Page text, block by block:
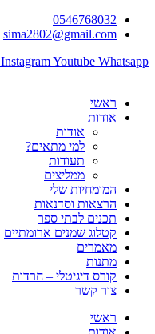
0546768032
sima2802@gmail.com
InstagramYoutube Whatsapp
ראשי
אודות
אודות
למי מתאים?
תעודות
ממליצים
המומחיות שלי
הרצאות וסדנאות
תכנים לבתי ספר
קטלוג שמנים ארומתיים
מאמרים
מתנות
קורס דיגיטלי – חרדות
צור קשר
ראשי